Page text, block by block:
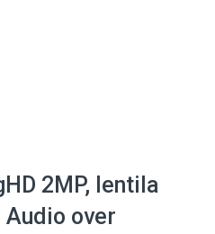
2MP, lentila
Audio over